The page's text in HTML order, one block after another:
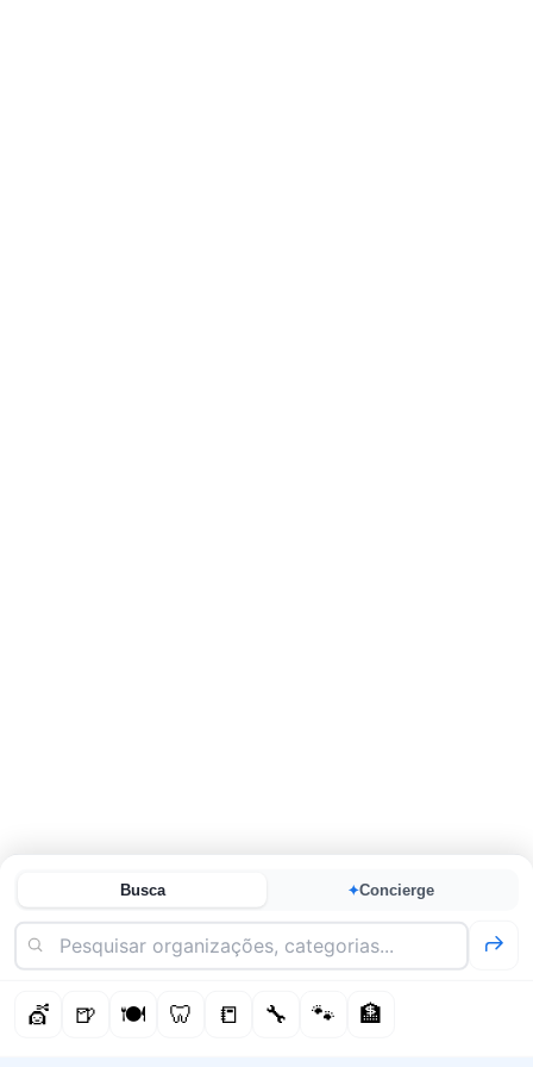
Busca ✦Concierge
💇 🍺 🍽️ 🦷 📒 🔧 🐾 🏦